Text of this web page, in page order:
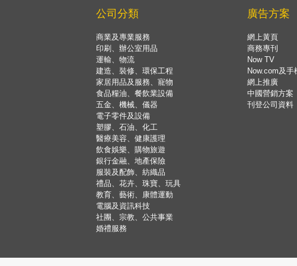
公司分類
商業及專業服務
印刷、辦公室用品
運輸、物流
建造、裝修、環保工程
家居用品及服務、寵物
食品糧油、餐飲業設備
五金、機械、儀器
電子零件及設備
塑膠、石油、化工
醫療美容、健康護理
飲食娛樂、購物旅遊
銀行金融、地產保險
服裝及配飾、紡織品
禮品、花卉、珠寶、玩具
教育、藝術、康體運動
電腦及資訊科技
社團、宗教、公共事業
婚禮服務
廣告方案
網上黃頁
商務專刊
Now TV
Now.com及
網上推廣
中國營銷方案
刊登公司資料